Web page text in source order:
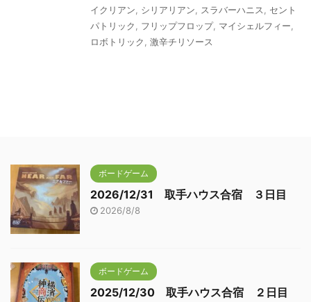
イクリアン
シリアリアン スラバーハニス
セント
パトリック
フリップフロップ, マイシェルフィー
ロボトリック
激辛チリソース
ボードゲーム
2026/12/31 取手ハウス合宿 ３日目
2026/8/8
ボードゲーム
2025/12/30 取手ハウス合宿 ２日目